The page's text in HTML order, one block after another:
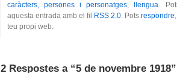
caràcters, persones i personatges, llengua.
aquesta entrada amb el fil
RSS 2.0. Pots respondre
teu propi web.
2 Respostes a “5 de novembre 1918”